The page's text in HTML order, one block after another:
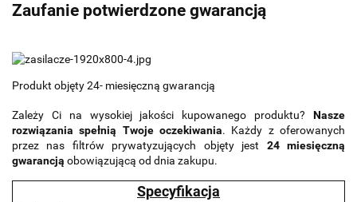
Zaufanie potwierdzone gwarancją
Produkt objęty 24- miesięczną gwarancją
Zależy Ci na wysokiej jakości kupowanego produktu? Nasze
rozwiązania spełnią Twoje oczekiwania. Każdy z oferowanych
przez nas filtrów prywatyzujących objęty jest 24 miesięczną
gwarancją obowiązującą od dnia zakupu.
Specyfikacja